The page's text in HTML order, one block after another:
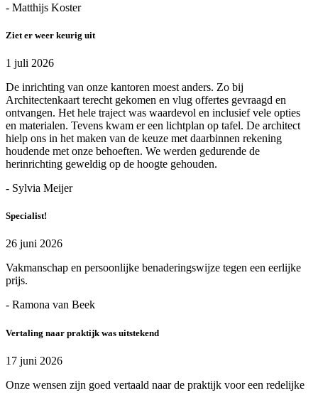
- Matthijs Koster
Ziet er weer keurig uit
1 juli 2026
De inrichting van onze kantoren moest anders. Zo bij
Architectenkaart terecht gekomen en vlug offertes gevraagd en
ontvangen. Het hele traject was waardevol en inclusief vele opties
en materialen. Tevens kwam er een lichtplan op tafel. De architect
hielp ons in het maken van de keuze met daarbinnen rekening
houdende met onze behoeften. We werden gedurende de
herinrichting geweldig op de hoogte gehouden.
- Sylvia Meijer
Specialist!
26 juni 2026
Vakmanschap en persoonlijke benaderingswijze tegen een eerlijke
prijs.
- Ramona van Beek
Vertaling naar praktijk was uitstekend
17 juni 2026
Onze wensen zijn goed vertaald naar de praktijk voor een redelijke